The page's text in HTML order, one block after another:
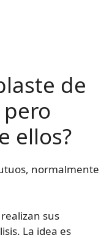
de
ellos?
normalmente
sus
La idea es